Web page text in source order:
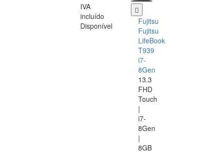
IVA
incluído
Disponível
Fujitsu
Fujitsu
LifeBook
T939
i7-
8Gen
13.3
FHD
Touch
|
i7-
8Gen
|
8GB